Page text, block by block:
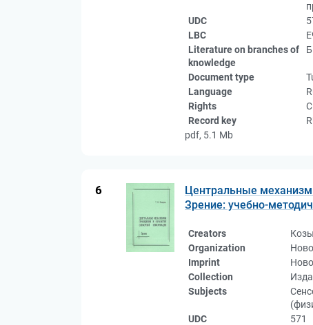
UDC
LBC
Literature on branches of
knowledge
Document type
Language
Rights
Record key
pdf, 5.1 Mb
6
Центральные
Зрение: учебно-
Creators
Organization
Imprint
Collection
Subjects
UDC
571